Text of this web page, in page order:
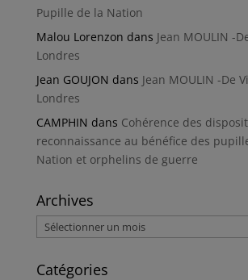
Pupille de la Nation
Malou Lorenzon dans Jean MOULIN -
Londres
Jean GOUJON dans Jean MOULIN -De
Londres
CAMPHIN dans Cohérence des
reconnaissance au bénéfice des
Nation et orphelins de guerre
Archives
Archives
Catégories